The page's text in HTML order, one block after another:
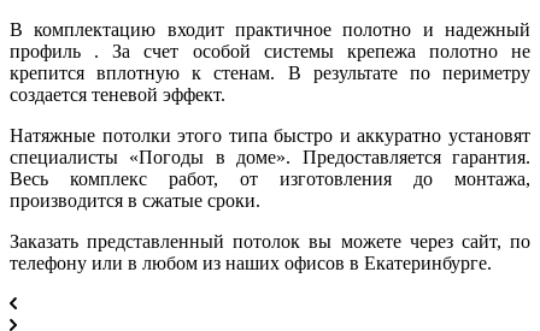
В комплектацию входит практичное полотно и надежный
профиль . За счет особой системы крепежа полотно не
крепится вплотную к стенам. В результате по периметру
создается теневой эффект.
Натяжные потолки этого типа быстро и аккуратно установят
специалисты «Погоды в доме». Предоставляется гарантия.
Весь комплекс работ, от изготовления до монтажа,
производится в сжатые сроки.
Заказать представленный потолок вы можете через сайт, по
телефону или в любом из наших офисов в Екатеринбурге.